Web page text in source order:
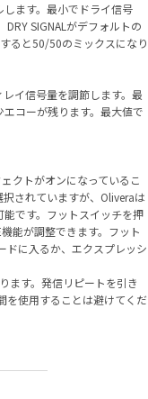
ます。最小でドライ信号
SIGNALがデフォルトの
ると50/50のミックスになり
イ信号量を調節します。最
コーが残ります。最大値で
クトがオンになっているこ
されていますが、Oliveraは
です。フットスイッチを押
能が調整できます。フット
ドに入るか、エクスプレッシ
ます。発信リピートを引き
を使用することは避けてくだ